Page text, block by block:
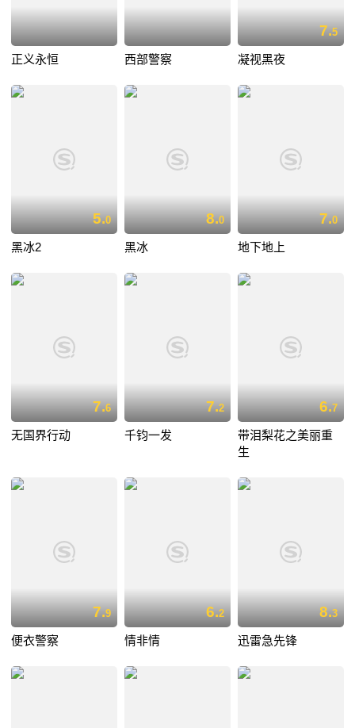
正义永恒 西部警察
7.5
凝视黑夜
5.0
黑冰2
8.0
黑冰
7.0
地下地上
7.6
无国界行动
7.2
千钧一发
6.7
带泪梨花之美丽重
生
7.9
便衣警察
6.2
情非情
8.3
迅雷急先锋